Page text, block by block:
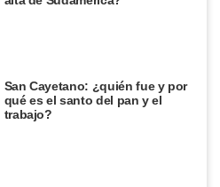
San Cayetano: ¿quién fue y por
qué es el santo del pan y el
trabajo?